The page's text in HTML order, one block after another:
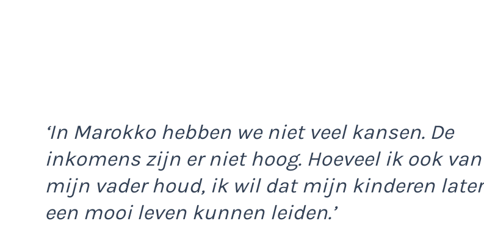
‘In Marokko hebben we niet veel kansen. De
inkomens zijn er niet hoog. Hoeveel ik ook van
mijn vader houd, ik wil dat mijn kinderen later
een mooi leven kunnen leiden.’